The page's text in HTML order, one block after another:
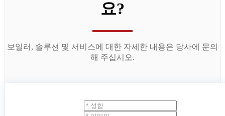
요?
보일러, 솔루션 및 서비스에 대한 자세한 내용은 당사에 문의
해 주십시오.